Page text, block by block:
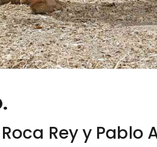
Rey y Pablo